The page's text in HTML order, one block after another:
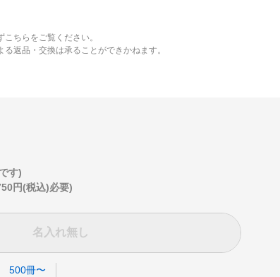
ちらをご覧ください。
返品・交換は承ることができかねます。
す)
円(税込)必要)
名入れ無し
500冊〜